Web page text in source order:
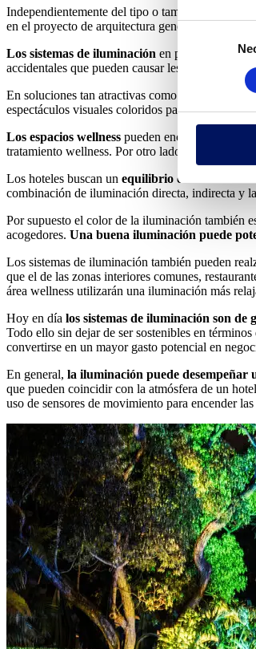
Consent
Selection
Independientemente del tipo o tamaño del hotel o
en el proyecto de arquitectura general del hotel.
Los sistemas de iluminación en piscinas y
accidentales que pueden causar lesiones.
En soluciones tan atractivas como las
fuentes
espectáculos visuales coloridos para reforzar la
Los espacios wellness pueden encontrar en la
tratamiento wellness. Por otro lado, el color de la
Los hoteles buscan un equilibrio entre la
combinación de iluminación directa, indirecta y
Por supuesto el color de la iluminación también
acogedores. Una buena iluminación puede
Los sistemas de iluminación también pueden
que el de las zonas interiores comunes,
área wellness utilizarán una iluminación más
Hoy en día los sistemas de iluminación son
Todo ello sin dejar de ser sostenibles en
convertirse en un mayor gasto potencial en
En general, la iluminación puede desempeñar
que pueden coincidir con la atmósfera de un
uso de sensores de movimiento para encender